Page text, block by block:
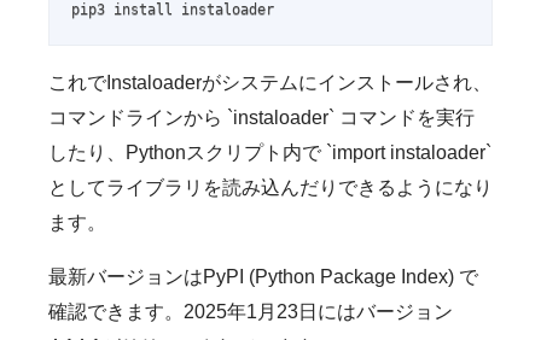
pip3 install instaloader
これでInstaloaderがシステムにインストールされ、
コマンドラインから `instaloader` コマンドを実行
したり、Pythonスクリプト内で `import instaloader`
としてライブラリを読み込んだりできるようになり
ます。
最新バージョンはPyPI (Python Package Index) で
確認できます。2025年1月23日にはバージョン